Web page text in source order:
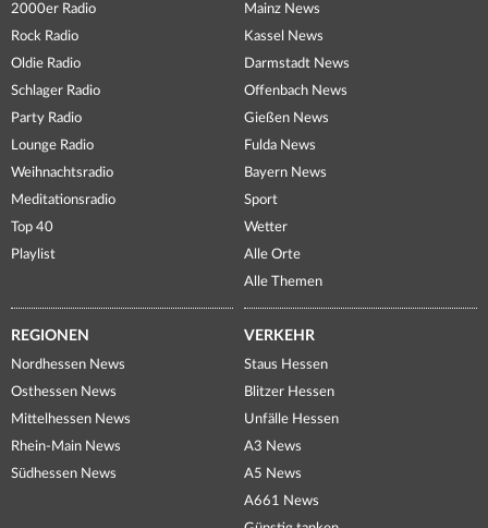
2000er Radio
Rock Radio
Oldie Radio
Schlager Radio
Party Radio
Lounge Radio
Weihnachtsradio
Meditationsradio
Top 40
Playlist
Mainz News
Kassel News
Darmstadt News
Offenbach News
Gießen News
Fulda News
Bayern News
Sport
Wetter
Alle Orte
Alle Themen
REGIONEN
Nordhessen News
Osthessen News
Mittelhessen News
Rhein-Main News
Südhessen News
VERKEHR
Staus Hessen
Blitzer Hessen
Unfälle Hessen
A3 News
A5 News
A661 News